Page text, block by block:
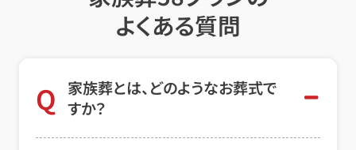
よくある質問
Q
家族葬とは、どのようなお葬式で
すか？